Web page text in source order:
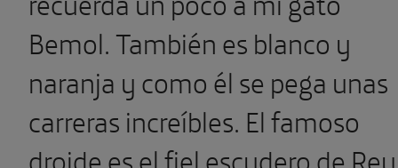
Bemol. También es blanco y
naranja y como él se pega unas
carreras increíbles. El famoso
droide es el fiel escudero de